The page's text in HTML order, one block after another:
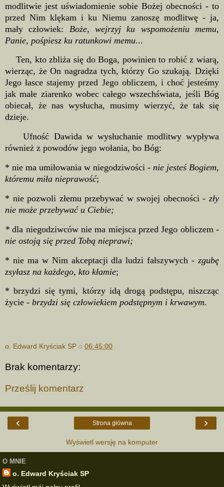
modlitwie jest uświadomienie sobie Bożej obecności - to
przed Nim klękam i ku Niemu zanoszę modlitwę - ja,
mały człowiek: Boże, wejrzyj ku wspomożeniu memu,
Panie, pośpiesz ku ratunkowi memu...
Ten, kto zbliża się do Boga, powinien to robić z wiarą,
wierząc, że On nagradza tych, którzy Go szukają. Dzięki
Jego łasce stajemy przed Jego obliczem, i choć jesteśmy
jak małe ziarenko wobec całego wszechświata, jeśli Bóg
obiecał, że nas wysłucha, musimy wierzyć, że tak się
dzieje.
Ufność Dawida w wysłuchanie modlitwy wypływa
również z powodów jego wołania, bo Bóg:
* nie ma umiłowania w niegodziwości - nie jesteś Bogiem,
któremu miła nieprawość;
* nie pozwoli złemu przebywać w swojej obecności - zły
nie może przebywać u Ciebie;
*dla niegodziwców nie ma miejsca przed Jego obliczem -
nie ostoją się przed Tobą nieprawi;
* nie ma w Nim akceptacji dla ludzi fałszywych - zgubę
zsyłasz na każdego, kto kłamie;
* brzydzi się tymi, którzy idą drogą podstępu, niszcząc
życie - brzydzi się człowiekiem podstępnym i krwawym.
o. Edward Kryściak SP o 06:45:00
Brak komentarzy:
Prześlij komentarz
‹ ›
Strona główna
Wyświetl wersję na komputer
O MNIE
o. Edward Kryściak SP